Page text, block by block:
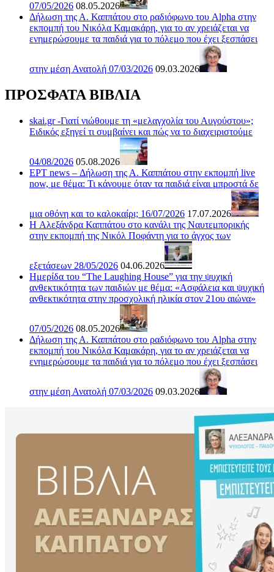
07/05/2026 08.05.2026
Δήλωση της Α. Καππάτου στο ραδιόφωνο του Alpha στην
εκπομπή του Νικόλα Καμακάρη, για το αν χρειάζεται να
ενημερώσουμε τα παιδιά για το πόλεμο που έχει ξεσπάσει
στην μέση Ανατολή 07/03/2026 09.03.2026
ΠΡΟΣΦΑΤΑ ΒΙΒΛΙΑ
skai.gr -Γιατί νιώθουμε τη «μελαγχολία του Αυγούστου»;
Ειδικός εξηγεί τι συμβαίνει και πώς να το διαχειριστούμε
04/08/2026 05.08.2026
ΕΡΤ news – Δήλωση της Α. Καππάτου στην εκπομπή live
now, με θέμα: Τι κάνουμε όταν τα παιδιά είναι μπροστά δε
μια οθόνη και το καλοκαίρι; 16/07/2026 17.07.2026
H Αλεξάνδρα Καππάτου στο κανάλι της Ναυτεμπορικής
στην εκπομπή της Νικόλ Ποφάντη για το άγχος των
εξετάσεων 28/05/2026 04.06.2026
Ημερίδα του “The Laughing House” για την ψυχική
ανθεκτικότητα των παιδιών με θέμα: «Ασφάλεια και ψυχική
ανθεκτικότητα στην προσχολική ηλικία στον 21ου αιώνα»
07/05/2026 08.05.2026
Δήλωση της Α. Καππάτου στο ραδιόφωνο του Alpha στην
εκπομπή του Νικόλα Καμακάρη, για το αν χρειάζεται να
ενημερώσουμε τα παιδιά για το πόλεμο που έχει ξεσπάσει
στην μέση Ανατολή 07/03/2026 09.03.2026